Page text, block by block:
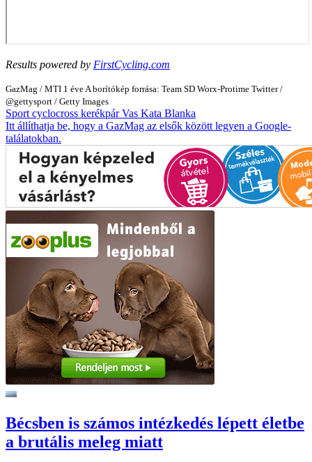
Results powered by FirstCycling.com
GazMag / MTI 1 éve A borítókép forrása: Team SD Worx-Protime Twitter /
@gettysport / Getty Images
Sport cyclocross kerékpárVas Kata Blanka
Itt állíthatja be, hogy a GazMag az elsők között legyen a Google-
találatokban.
Bécsben is számos intézkedés lépett életbe
a brutális meleg miatt